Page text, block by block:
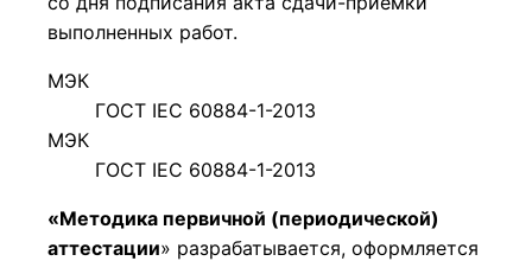
выполненных работ.
МЭК
ГОСТ IEC 60884-1-2013
МЭК
ГОСТ IEC 60884-1-2013
«Методика первичной (периодической)
аттестации» разрабатывается, оформляется